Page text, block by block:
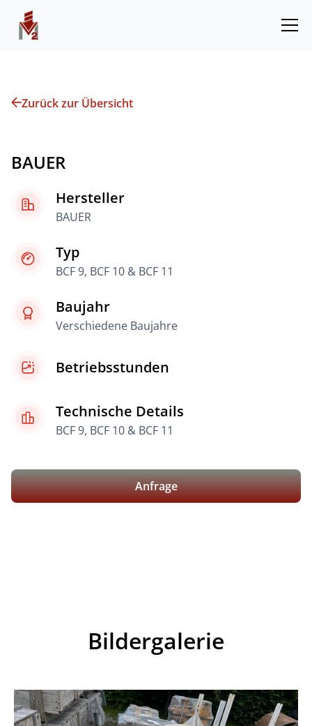
Zurück zur Übersicht
BAUER
Hersteller
BAUER
Typ
BCF 9, BCF 10 & BCF 11
Baujahr
Verschiedene Baujahre
Betriebsstunden
Technische Details
BCF 9, BCF 10 & BCF 11
Anfrage
Bildergalerie